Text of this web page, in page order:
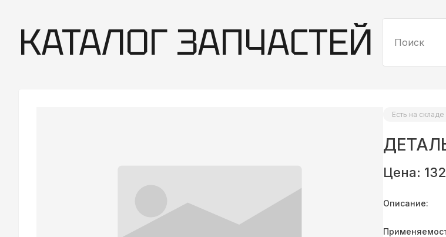
КАТАЛОГ ЗАПЧАСТЕЙ
Есть на складе
Цена:
Описание: